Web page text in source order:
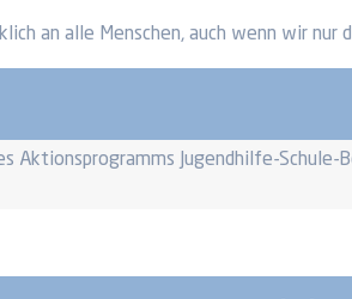
an alle Menschen, auch wenn wir nur
Aktionsprogramms Jugendhilfe-